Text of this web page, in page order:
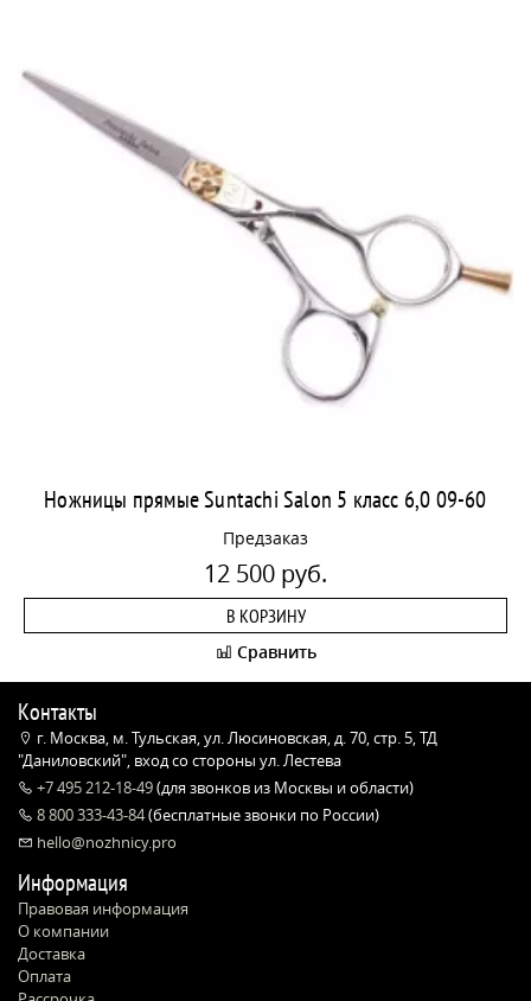
Ножницы прямые Suntachi Salon 5 класс 6,0 09-60
Предзаказ
12 500 руб.
В КОРЗИНУ
Сравнить
Контакты
г. Москва, м. Тульская, ул. Люсиновская, д. 70, стр. 5, ТД
"Даниловский", вход со стороны ул. Лестева
+7 495 212-18-49(для звонков из Москвы и области)
8 800 333-43-84(бесплатные звонки по России)
hello@nozhnicy.pro
Информация
Правовая информация
О компании
Доставка
Оплата